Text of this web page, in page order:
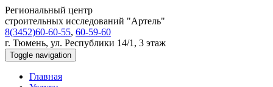
Региональный центр
строительных исследований "Артель"
8(3452)60-60-55, 60-59-60
г. Тюмень, ул. Республики 14/1, 3 этаж
Toggle navigation
Главная